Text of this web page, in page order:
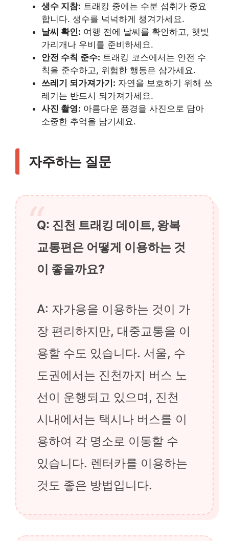
생수 지참: 트래킹 중에는 수분 섭취가 중요
합니다. 생수를 넉넉하게 챙겨가세요.
날씨 확인: 여행 전에 날씨를 확인하고, 햇빛
가리개나 우비를 준비하세요.
안전 수칙 준수: 트래킹 코스에서는 안전 수
칙을 준수하고, 위험한 행동은 삼가세요.
쓰레기 되가져가기: 자연을 보호하기 위해 쓰
레기는 반드시 되가져가세요.
사진 촬영: 아름다운 풍경을 사진으로 담아
소중한 추억을 남기세요.
자주하는 질문
Q: 진천 트래킹 데이트, 왕복
교통편은 어떻게 이용하는 것
이 좋을까요?
A: 자가용을 이용하는 것이 가
장 편리하지만, 대중교통을 이
용할 수도 있습니다. 서울, 수
도권에서는 진천까지 버스 노
선이 운행되고 있으며, 진천
시내에서는 택시나 버스를 이
용하여 각 명소로 이동할 수
있습니다. 렌터카를 이용하는
것도 좋은 방법입니다.